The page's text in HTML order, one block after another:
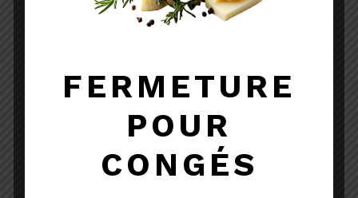
CAMEMBERT DE NORMANDIE
AOP
FERMETURE
POUR
CONGÉS